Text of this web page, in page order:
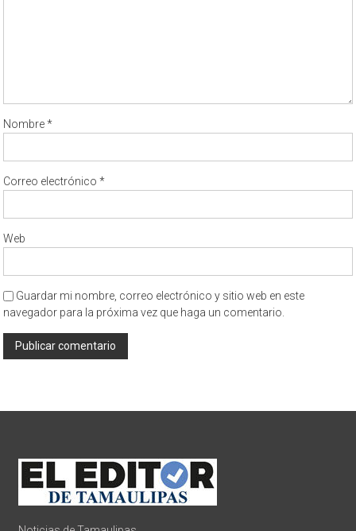
Nombre*
Correo electrónico*
Web
Guardar mi nombre, correo electrónico y sitio web en este
navegador para la próxima vez que haga un comentario.